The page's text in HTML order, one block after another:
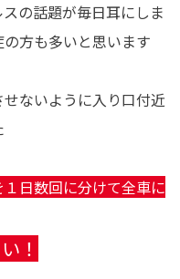
の話題が毎日耳にしま
方も多いと思います
ないように入り口付近
日数回に分けて全車に
！